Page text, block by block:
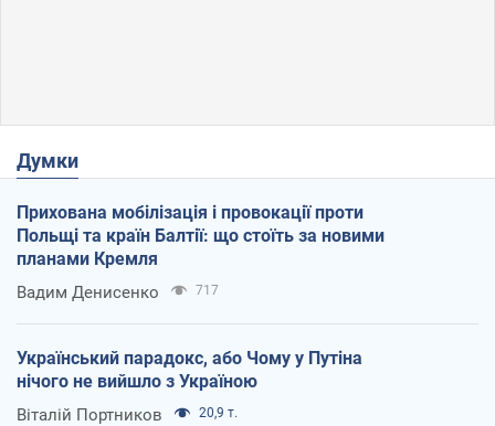
Думки
Прихована мобілізація і провокації проти
Польщі та країн Балтії: що стоїть за новими
планами Кремля
Вадим Денисенко 717
Український парадокс, або Чому у Путіна
нічого не вийшло з Україною
Віталій Портников 20,9 т.